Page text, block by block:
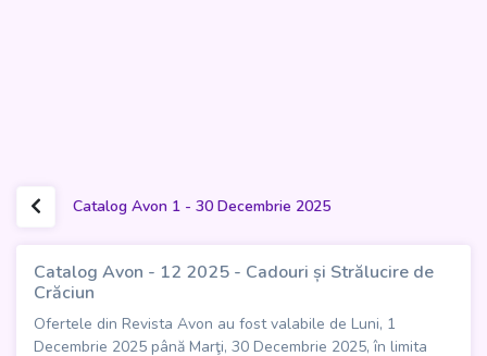
Catalog Avon 1 - 30 Decembrie 2025
Catalog Avon - 12 2025 - Cadouri și Strălucire de
Crăciun
Ofertele din Revista Avon au fost valabile de Luni, 1
Decembrie 2025 până Marţi, 30 Decembrie 2025, în limita